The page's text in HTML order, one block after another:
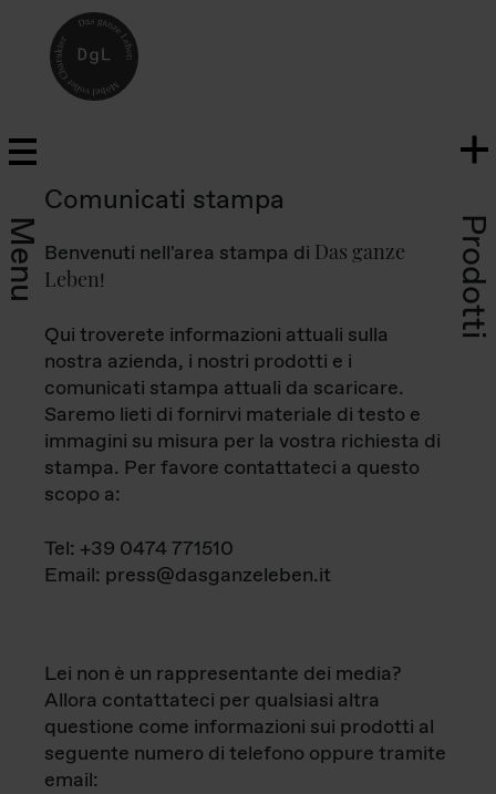
Menu Prodotti
Comunicati stampa
Benvenuti nell'area stampa di Das ganze
Leben!
Qui troverete informazioni attuali sulla
nostra azienda, i nostri prodotti e i
comunicati stampa attuali da scaricare.
Saremo lieti di fornirvi materiale di testo e
immagini su misura per la vostra richiesta di
stampa. Per favore contattateci a questo
scopo a:
Tel: +39 0474 771510
Email: press@dasganzeleben.it
Lei non è un rappresentante dei media?
Allora contattateci per qualsiasi altra
questione come informazioni sui prodotti al
seguente numero di telefono oppure tramite
email: